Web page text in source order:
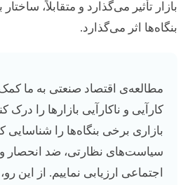
بازار تأثیر می‌گذارد و متقابلاً، ساختار
بنگاه‌ها اثر می‌گذارد.
مطالعه‌ی اقتصاد صنعتی به ما
کارآیی و ناکارآیی بازارها را درک
بازاری برخی بنگاه‌ها را شناسایی
سیاست‌های نظارتی، ضد انحصار و
اجتماعی ارزیابی نماییم. از این